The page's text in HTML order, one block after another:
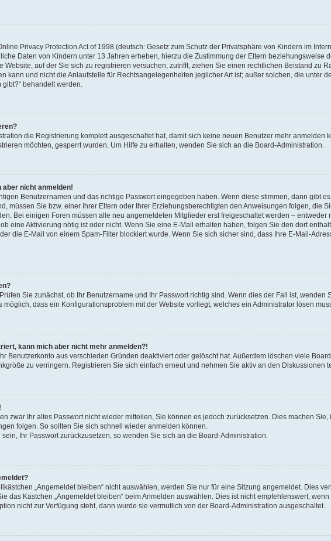
Privacy Protection Act of 1998 (deutsch: Gesetz zum Schutz der Privatsphäre von Kindern im
Daten von Kindern unter 13 Jahren erheben, hierzu die Zustimmung der Eltern beziehungsweise
Website, auf der Sie sich zu registrieren versuchen, zutrifft, ziehen Sie einen rechtlichen Beistand zu
kann und nicht die Anlaufstelle für Rechtsangelegenheiten jeglicher Art ist; außer solchen, die unter
behandelt werden.
die Registrierung komplett ausgeschaltet hat, damit sich keine neuen Benutzer mehr anmelden
möchten, gesperrt wurden. Um Hilfe zu erhalten, wenden Sie sich an die Board-Administration.
nicht anmelden!
Benutzernamen und das richtige Passwort eingegeben haben. Wenn diese stimmen, dann gibt
müssen Sie bzw. einer Ihrer Eltern oder Ihrer Erziehungsberechtigten den Anweisungen folgen, die
Bei einigen Foren müssen alle neu angemeldeten Mitglieder erst freigeschaltet werden –
eine Aktivierung nötig ist oder nicht. Wenn Sie eine E-Mail erhalten haben, folgen Sie den dort
die E-Mail von einem Spam-Filter blockiert wurde. Wenn Sie sich sicher sind, dass Ihre E-Mail-
Sie zunächst, ob Ihr Benutzername und Ihr Passwort richtig sind. Wenn dies der Fall ist,
dass ein Konfigurationsproblem mit der Website vorliegt, welches ein Administrator lösen
kann mich aber nicht mehr anmelden?!
Benutzerkonto aus verschieden Gründen deaktiviert oder gelöscht hat. Außerdem löschen viele
zu verringern. Registrieren Sie sich einfach erneut und nehmen Sie aktiv an den Diskussionen
zwar Ihr altes Passwort nicht wieder mitteilen, Sie können es jedoch zurücksetzen. Dies machen
folgen. So sollten Sie sich schnell wieder anmelden können.
Ihr Passwort zurückzusetzen, so wenden Sie sich an die Board-Administration.
„Angemeldet bleiben“ nicht auswählen, werden Sie nur für eine Sitzung angemeldet. Dies
das Kästchen „Angemeldet bleiben“ beim Anmelden auswählen. Dies ist nicht empfehlenswert,
nicht zur Verfügung steht, dann wurde sie vermutlich von der Board-Administration ausgeschaltet.